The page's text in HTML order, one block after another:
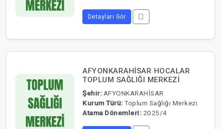
Detayları Gör
AFYONKARAHİSAR HOCALAR
TOPLUM SAĞLIĞI MERKEZİ
Şehir: AFYONKARAHİSAR
Kurum Türü: Toplum Sağlığı Merkezi
Atama Dönemleri: 2025/4